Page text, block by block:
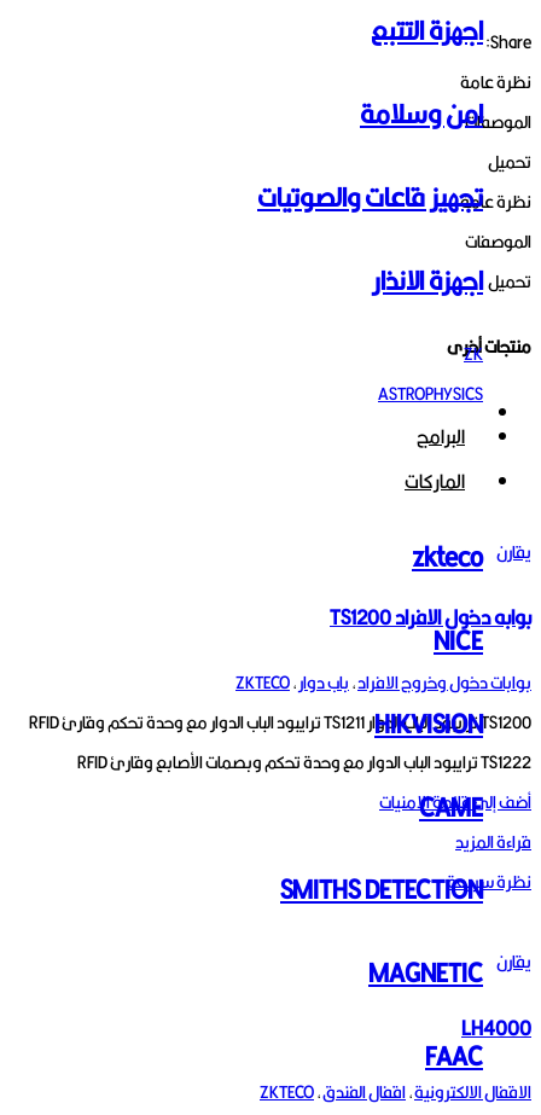
اجهزة التتبع
امن وسلامة
تجهيز قاعات والصوتيات
اجهزة الانذار
ZK
ASTROPHYSICS
البرامج
الماركات
zkteco
NICE
HIKVISION
CAME
SMITHS DETECTION
MAGNETIC
FAAC
Share:
نظرة عامة
الموصفات
تحميل
نظرة عامة
الموصفات
تحميل
منتجات أخرى
يقارن
بوابه دخول الافراد TS1200
بوابات دخول وخروج الافراد,باب دوار,
ZKTECO
TS1200 ترايبود الباب الدوار TS1211 ترايبود الباب الدوار مع وحدة تحكم وقارئ RFID
TS1222 ترايبود الباب الدوار مع وحدة تحكم وبصمات الأصابع وقارئ RFID
أضف إلى قائمة الامنيات
قراءة المزيد
نظرة سريعة
يقارن
LH4000
الاقفال الالكترونية,اقفال الفندق,
ZKTECO